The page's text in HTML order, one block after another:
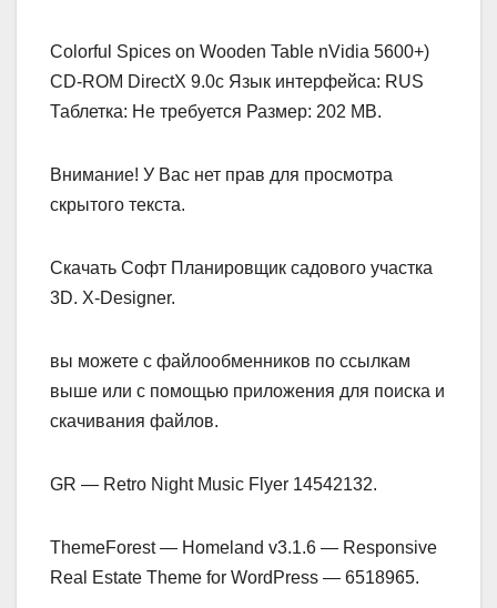
Colorful Spices on Wooden Table nVidia 5600+)
CD-ROM DirectX 9.0c Язык интерфейса: RUS
Таблетка: Не требуется Размер: 202 MB.
Внимание! У Вас нет прав для просмотра
скрытого текста.
Скачать Софт Планировщик садового участка
3D. X-Designer.
вы можете с файлообменников по ссылкам
выше или с помощью приложения для поиска и
скачивания файлов.
GR — Retro Night Music Flyer 14542132.
ThemeForest — Homeland v3.1.6 — Responsive
Real Estate Theme for WordPress — 6518965.